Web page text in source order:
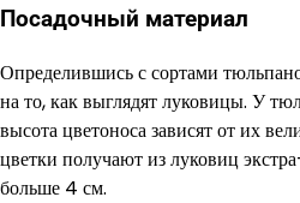
Посадочный материал
Определившись с сортами
на то, как выглядят луковицы. У
высота цветоноса зависят от их
цветки получают из луковиц
больше 4 см.